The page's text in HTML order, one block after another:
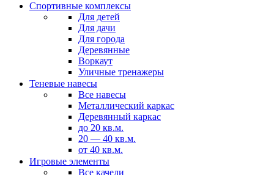
Спортивные комплексы
Для детей
Для дачи
Для города
Деревянные
Воркаут
Уличные тренажеры
Теневые навесы
Все навесы
Металлический каркас
Деревянный каркас
до 20 кв.м.
20 — 40 кв.м.
от 40 кв.м.
Игровые элементы
Все качели